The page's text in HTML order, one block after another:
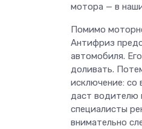
мотора — в
Помимо
Антифриз
автомобиля.
доливать.
исключение: со
даст водителю
специалисты
внимательно